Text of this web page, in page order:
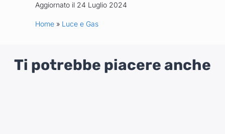
Aggiornato il 24 Luglio 2024
Home» Luce e Gas
Ti potrebbe piacere anche